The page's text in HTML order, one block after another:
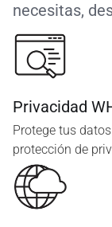
necesitas,
Privacidad
Protege tus
protección de